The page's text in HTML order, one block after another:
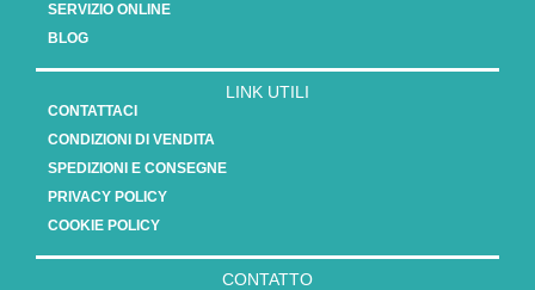
SERVIZIO ONLINE
BLOG
LINK UTILI
CONTATTACI
CONDIZIONI DI VENDITA
SPEDIZIONI E CONSEGNE
PRIVACY POLICY
COOKIE POLICY
CONTATTO